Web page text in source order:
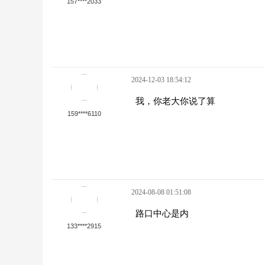
159****6110
2024-12-03 18:54:12
我，你老大你说了算
133****2915
2024-08-08 01:51:08
路口中心是内